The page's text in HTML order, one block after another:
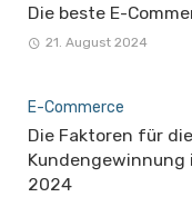
Die beste E-
21. August 2024
E-Commerce
Die Faktoren für die
Kundengewinnung
2024